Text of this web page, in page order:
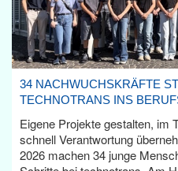
34 NACHWUCHSKRÄFTE
TECHNOTRANS INS
Eigene Projekte gestalten, im
schnell Verantwortung
2026 machen 34 junge